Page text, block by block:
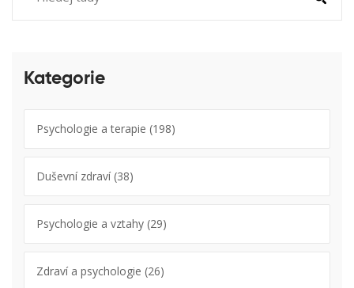
Kategorie
Psychologie a terapie (198)
Duševní zdraví(38)
Psychologie a vztahy (29)
Zdraví a psychologie (26)